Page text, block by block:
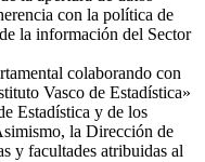
con la política de
la información del Sector
colaborando con
Vasco de Estadística»
Estadística y de los
la Dirección de
y facultades atribuidas al